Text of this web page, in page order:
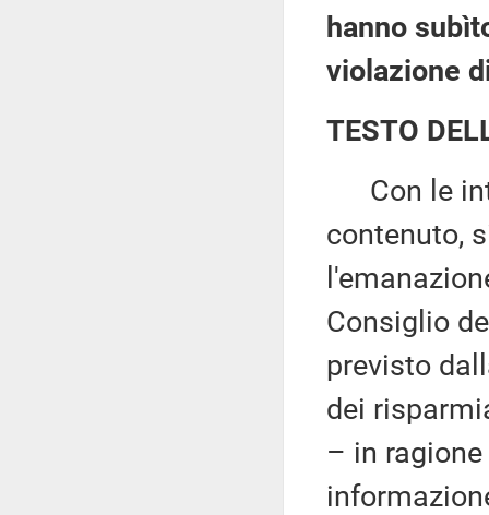
hanno
violazione
TESTO
Con le
contenuto,
Consiglio
previsto
dei
– in